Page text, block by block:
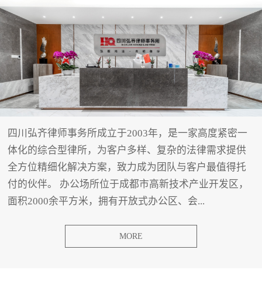
四川弘齐律师事务所成立于2003年，是一家高度紧密一
体化的综合型律所，为客户多样、复杂的法律需求提供
全方位精细化解决方案，致力成为团队与客户最值得托
付的伙伴。 办公场所位于成都市高新技术产业开发区，
面积2000余平方米，拥有开放式办公区、会...
MORE